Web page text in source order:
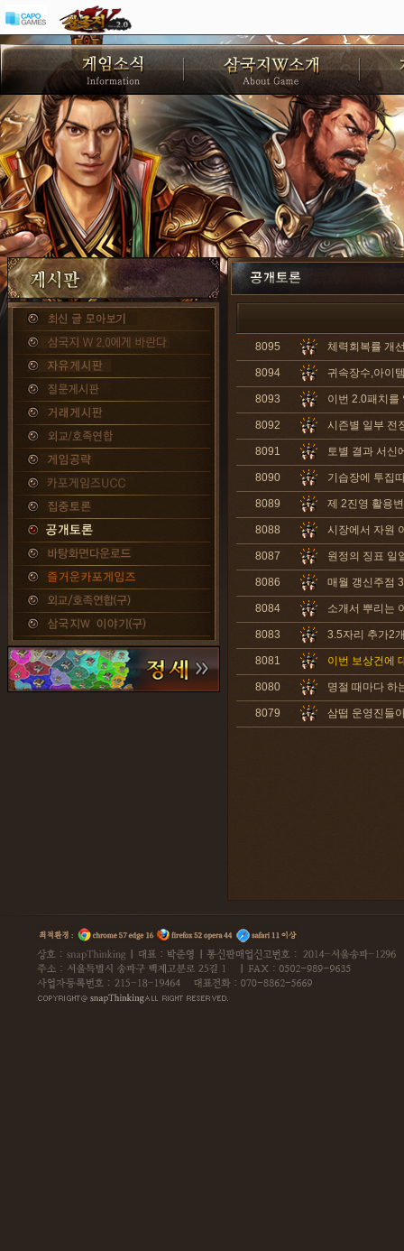
8095 체력회복률 개
8094 귀속장수,아이
8093 이번 2.0패치를
8092 시즌별 일부 전
8091 토별 결과 서신
8090 기습장에 투집
8089 제 2진영 활용
8088 시장에서 자원
8087 원정의 징표 일
8086 매월 갱신주점
8084 소개서 뿌리는
8083 3.5자리 추가2
8081 이번 보상건에
8080 명절 때마다 하
8079 삼떱 운영진들